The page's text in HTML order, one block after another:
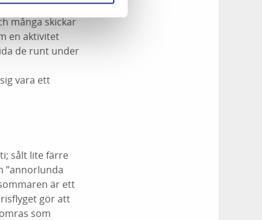
De
många skickar
en aktivitet
de runt under
vara ett
sålt lite färre
”annorlunda
är ett
gör att
som